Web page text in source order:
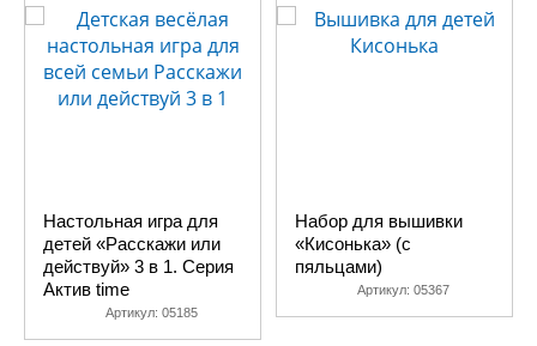
Настольная игра для
детей «Расскажи или
действуй» 3 в 1. Серия
Актив time
Артикул: 05185
Набор для вышивки
«Кисонька» (с
пяльцами)
Артикул: 05367